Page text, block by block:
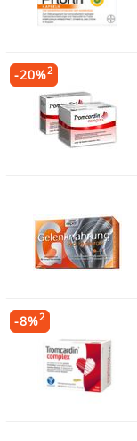
-20%2
-8%2